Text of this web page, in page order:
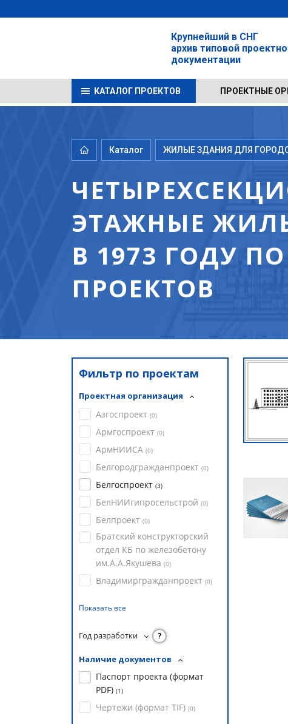
Крупнейший в СНГ
архив типовой
документации
КАТАЛОГ ПРОЕКТОВ ПРОЕКТНЫЕ
Каталог ЖИЛЫЕ ЗДАНИЯ ДЛЯ
ЭТАЖНЫЕ
В 1973 ГОДУ
ПРОЕКТОВ
Фильтр по проектам
Проектная организация
Азгоспроект (0)
Армгоспроект (0)
АрмНИИСА (0)
Белгородгражданпроект (0)
Белгоспроект (3)
БелНИИгипросельстрой (0)
Белпроект (0)
Братский конструкторский
отдел КБ по железобетону
им.А.А.Якушева (0)
Владимиргражданпроект (0)
Показать все
Год разработки ?
Наличие документов
Паспорт проекта (формат
PDF) (1)
Чертежи (формат TIF) (0)